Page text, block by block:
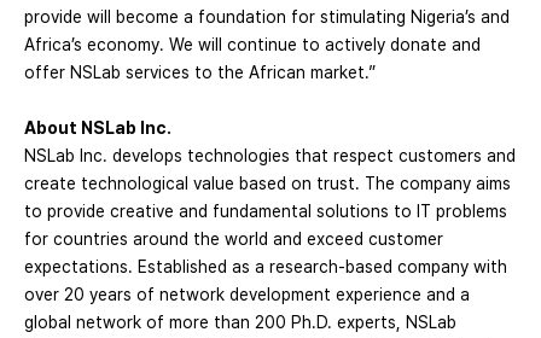
provide will become a foundation for stimulating Nigeria’s and
Africa’s economy. We will continue to actively donate and
offer NSLab services to the African market.”
About NSLab Inc.
NSLab Inc. develops technologies that respect customers and
create technological value based on trust. The company aims
to provide creative and fundamental solutions to IT problems
for countries around the world and exceed customer
expectations. Established as a research-based company with
over 20 years of network development experience and a
global network of more than 200 Ph.D. experts, NSLab